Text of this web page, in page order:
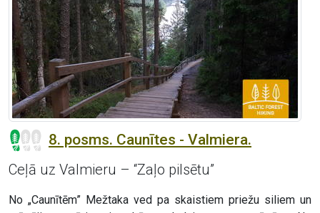
8. posms. Caunītes - Valmiera.
Ceļā uz Valmieru – “Zaļo pilsētu”
No „Caunītēm” Mežtaka ved pa skaistiem priežu siliem un